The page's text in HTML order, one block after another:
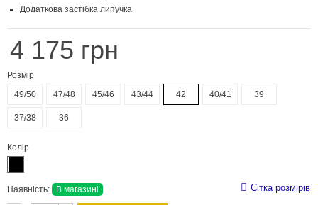
Додаткова застібка липучка
4 175 грн
Розмір
49/50
47/48 45/46 43/44 42 40/41 39
37/38 36
Колір
Наявність: В магазині Сітка розмірів